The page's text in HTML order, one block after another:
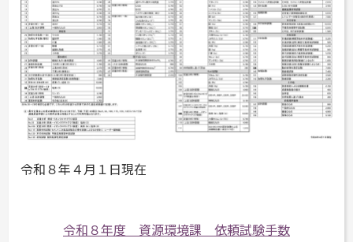
令和８年４月１日現在
令和８年度 資源環境課 依頼試験手数